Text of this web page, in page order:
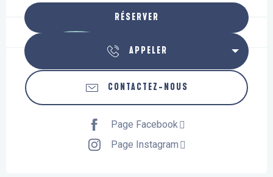
RÉSERVER
APPELER
CONTACTEZ-NOUS
Page Facebook
Page Instagram